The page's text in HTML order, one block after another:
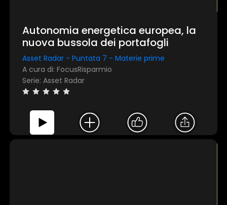
TEST
Questo sito web utilizza i cookie
Utilizziamo i cookie per personalizzare contenuti ed
annunci, per fornire funzionalità dei social media e per
analizzare il nostro traffico. Condividiamo inoltre
informazioni sul modo in cui utilizza il nostro sito con i
nostri partner che si occupano di analisi dei dati web,
pubblicità e social media, i quali potrebbero combinarle con
Autonomia energetica europea, la
nuova bussola dei portafogli
Asset Radar - Puntata 7 - Materie prime
A cura di: FocusRisparmio
Serie: Asset Radar